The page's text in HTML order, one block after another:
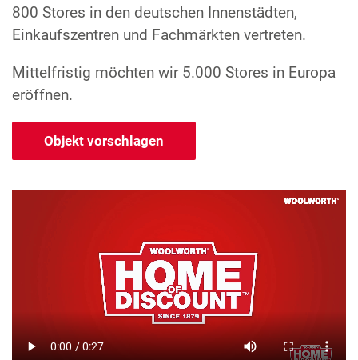
800 Stores in den deutschen Innenstädten,
Einkaufszentren und Fachmärkten vertreten.
Mittelfristig möchten wir 5.000 Stores in Europa
eröffnen.
Objekt vorschlagen